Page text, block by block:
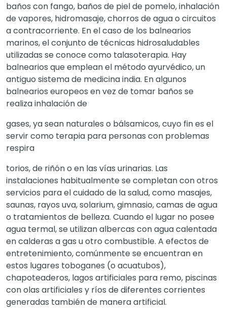
baños con fango, baños de piel de pomelo, inhalación
de vapores, hidromasaje, chorros de agua o circuitos
a contracorriente. En el caso de los balnearios
marinos, el conjunto de técnicas hidrosaludables
utilizadas se conoce como talasoterapia. Hay
balnearios que emplean el método ayurvédico, un
antiguo sistema de medicina india. En algunos
balnearios europeos en vez de tomar baños se
realiza inhalación de
gases, ya sean naturales o bálsamicos, cuyo fin es el
servir como terapia para personas con problemas
respira
torios, de riñón o en las vías urinarias. Las
instalaciones habitualmente se completan con otros
servicios para el cuidado de la salud, como masajes,
saunas, rayos uva, solarium, gimnasio, camas de agua
o tratamientos de belleza. Cuando el lugar no posee
agua termal, se utilizan albercas con agua calentada
en calderas a gas u otro combustible. A efectos de
entretenimiento, comúnmente se encuentran en
estos lugares toboganes (o acuatubos),
chapoteaderos, lagos artificiales para remo, piscinas
con olas artificiales y ríos de diferentes corrientes
generadas también de manera artificial.